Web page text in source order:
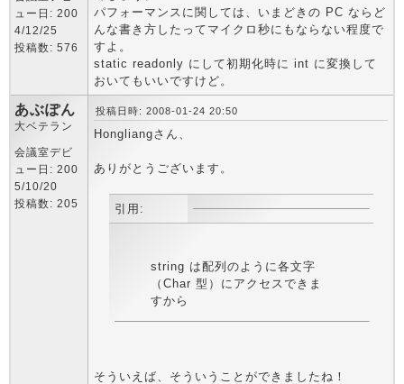
ュー日: 200
4/12/25
投稿数: 576
パフォーマンスに関しては、いまどきの PC ならど
んな書き方したってマイクロ秒にもならない程度で
すよ。
static readonly にして初期化時に int に変換して
おいてもいいですけど。
あぶぽん
大ベテラン
会議室デビ
ュー日: 200
5/10/20
投稿数: 205
投稿日時: 2008-01-24 20:50
Hongliangさん、
ありがとうございます。
引用:
string は配列のように各文字
（Char 型）にアクセスできま
すから
そういえば、そういうことができましたね！